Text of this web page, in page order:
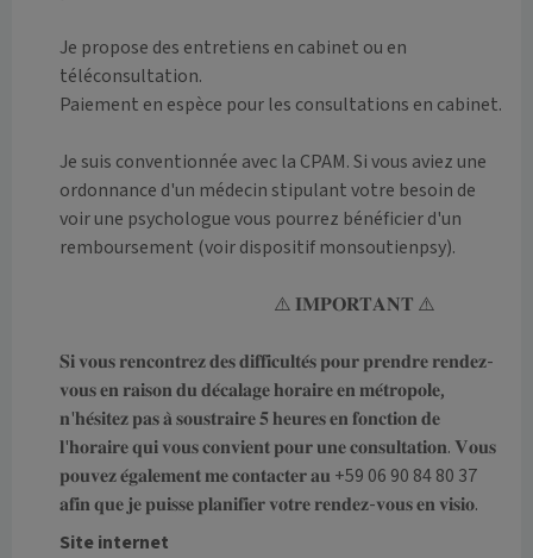
Je propose des entretiens en cabinet ou en
téléconsultation.
Paiement en espèce pour les consultations en cabinet.
Je suis conventionnée avec la CPAM. Si vous aviez une
ordonnance d'un médecin stipulant votre besoin de
voir une psychologue vous pourrez bénéficier d'un
remboursement (voir dispositif monsoutienpsy).
𝐒𝐢 𝐯𝐨𝐮𝐬 𝐫𝐞𝐧𝐜𝐨𝐧𝐭𝐫𝐞𝐳 𝐝𝐞𝐬 𝐝𝐢𝐟𝐟𝐢𝐜𝐮𝐥𝐭𝐞́𝐬 𝐩𝐨𝐮𝐫 𝐩𝐫𝐞𝐧𝐝𝐫𝐞 𝐫𝐞𝐧𝐝𝐞𝐳-
𝐯𝐨𝐮𝐬 𝐞𝐧 𝐫𝐚𝐢𝐬𝐨𝐧 𝐝𝐮 𝐝𝐞́𝐜𝐚𝐥𝐚𝐠𝐞 𝐡𝐨𝐫𝐚𝐢𝐫𝐞 𝐞𝐧 𝐦𝐞́𝐭𝐫𝐨𝐩𝐨𝐥𝐞,
𝐧'𝐡𝐞́𝐬𝐢𝐭𝐞𝐳 𝐩𝐚𝐬 𝐚̀ 𝐬𝐨𝐮𝐬𝐭𝐫𝐚𝐢𝐫𝐞 𝟓 𝐡𝐞𝐮𝐫𝐞𝐬 𝐞𝐧 𝐟𝐨𝐧𝐜𝐭𝐢𝐨𝐧 𝐝𝐞
𝐥'𝐡𝐨𝐫𝐚𝐢𝐫𝐞 𝐪𝐮𝐢 𝐯𝐨𝐮𝐬 𝐜𝐨𝐧𝐯𝐢𝐞𝐧𝐭 𝐩𝐨𝐮𝐫 𝐮𝐧𝐞 𝐜𝐨𝐧𝐬𝐮𝐥𝐭𝐚𝐭𝐢𝐨𝐧. 𝐕𝐨𝐮𝐬
𝐩𝐨𝐮𝐯𝐞𝐳 𝐞́𝐠𝐚𝐥𝐞𝐦𝐞𝐧𝐭 𝐦𝐞 𝐜𝐨𝐧𝐭𝐚𝐜𝐭𝐞𝐫 𝐚𝐮 +59 06 90 84 80 37
𝐚𝐟𝐢𝐧 𝐪𝐮𝐞 𝐣𝐞 𝐩𝐮𝐢𝐬𝐬𝐞 𝐩𝐥𝐚𝐧𝐢𝐟𝐢𝐞𝐫 𝐯𝐨𝐭𝐫𝐞 𝐫𝐞𝐧𝐝𝐞𝐳-𝐯𝐨𝐮𝐬 𝐞𝐧 𝐯𝐢𝐬𝐢𝐨.
Site internet